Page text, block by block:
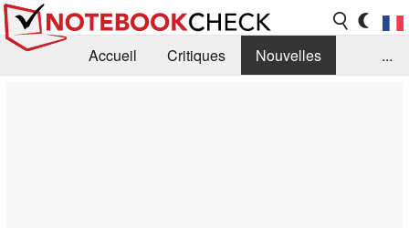
Accueil Critiques
Nouvelles
...